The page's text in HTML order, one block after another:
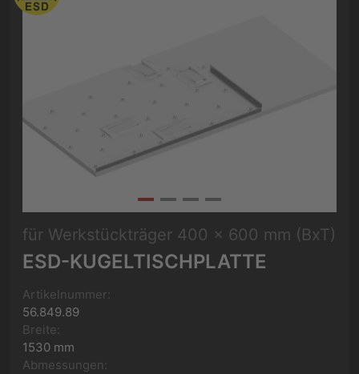
für Werkstückträger 400 x 600 mm (BxT)
ESD-KUGELTISCHPLATTE
Artikelnummer:
56.849.89
Breite:
1530 mm
Abmessungen: